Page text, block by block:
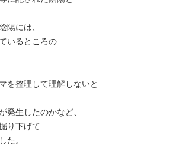
陽には、
いるところの
を整理して理解しないと
発生したのかなど、
り下げて
た。